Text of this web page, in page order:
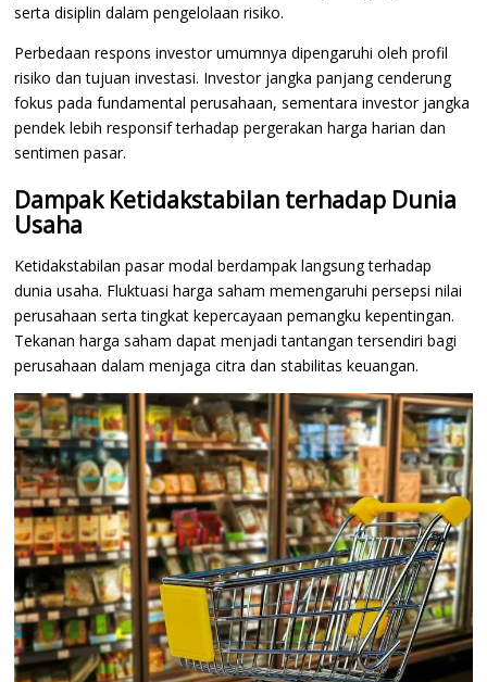
serta disiplin dalam pengelolaan risiko.
Perbedaan respons investor umumnya dipengaruhi oleh profil
risiko dan tujuan investasi. Investor jangka panjang cenderung
fokus pada fundamental perusahaan, sementara investor jangka
pendek lebih responsif terhadap pergerakan harga harian dan
sentimen pasar.
Dampak Ketidakstabilan terhadap Dunia
Usaha
Ketidakstabilan pasar modal berdampak langsung terhadap
dunia usaha. Fluktuasi harga saham memengaruhi persepsi nilai
perusahaan serta tingkat kepercayaan pemangku kepentingan.
Tekanan harga saham dapat menjadi tantangan tersendiri bagi
perusahaan dalam menjaga citra dan stabilitas keuangan.